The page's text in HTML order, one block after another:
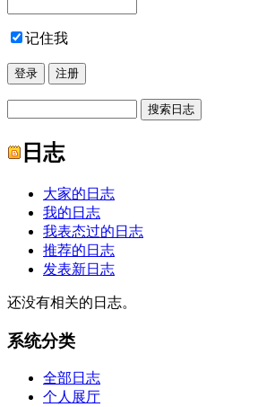
记住我
日志
大家的日志
我的日志
我表态过的日志
推荐的日志
发表新日志
还没有相关的日志。
系统分类
全部日志
个人展厅